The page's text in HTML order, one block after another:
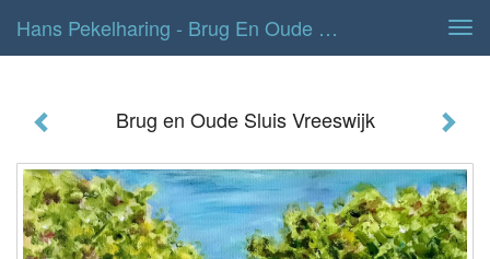
Hans Pekelharing - Brug En Oude Sluis Vreeswijk
Brug en Oude Sluis Vreeswijk